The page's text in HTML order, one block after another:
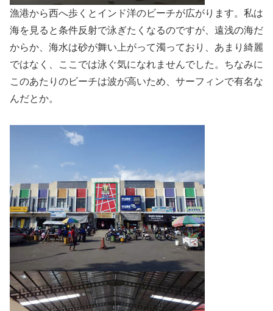
漁港から西へ歩くとインド洋のビーチが広がります。私は
海を見ると条件反射で泳ぎたくなるのですが、遠浅の海だ
からか、海水は砂が舞い上がって濁っており、あまり綺麗
ではなく、ここでは泳ぐ気になれませんでした。ちなみに
このあたりのビーチは波が高いため、サーフィンで有名な
んだとか。